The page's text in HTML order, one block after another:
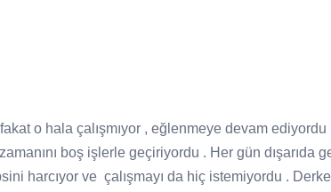
o hala çalışmıyor , eğlenmeye devam ediyordu
boş işlerle geçiriyordu . Her gün dışarıda
harcıyor ve çalışmayı da hiç istemiyordu .